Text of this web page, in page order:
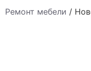
Ремонт мебели /